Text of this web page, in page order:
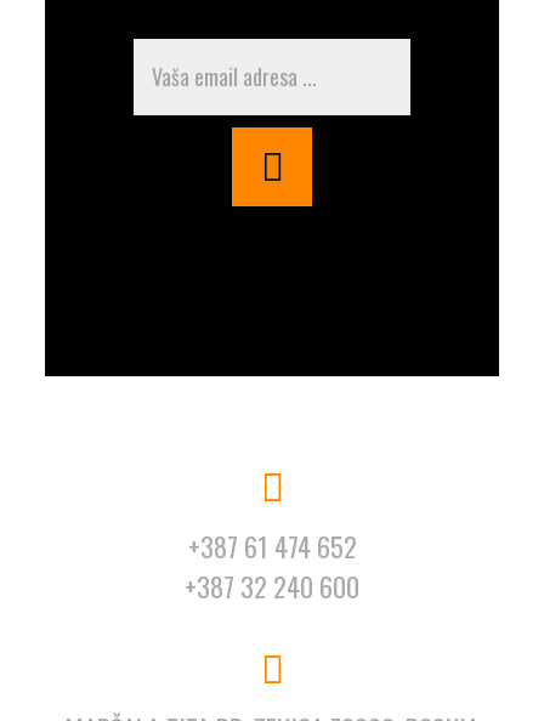
+387 61 474 652
+387 32 240 600